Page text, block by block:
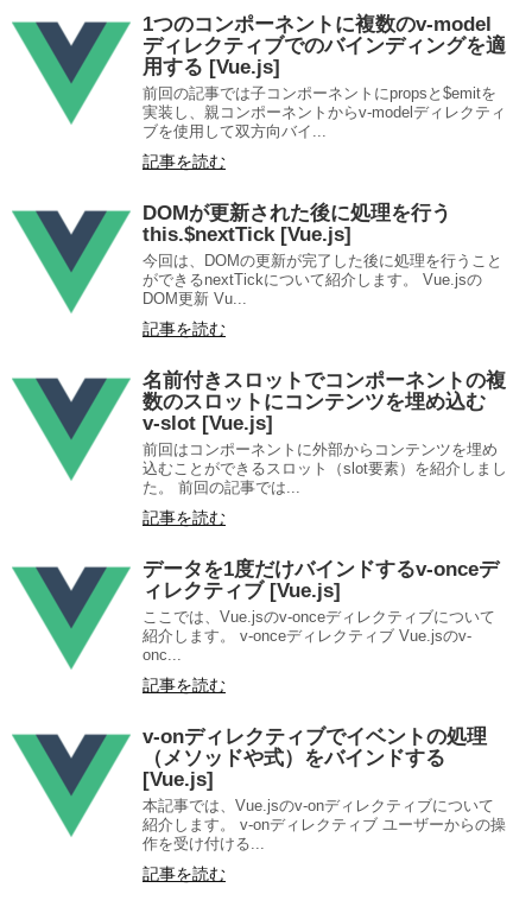
1つのコンポーネントに複数のv-model
ディレクティブでのバインディングを適
用する [Vue.js]
前回の記事では子コンポーネントにpropsと$emitを
実装し、親コンポーネントからv-modelディレクティ
ブを使用して双方向バイ...
記事を読む
DOMが更新された後に処理を行う
this.$nextTick [Vue.js]
今回は、DOMの更新が完了した後に処理を行うこと
ができるnextTickについて紹介します。 Vue.jsの
DOM更新 Vu...
記事を読む
名前付きスロットでコンポーネントの複
数のスロットにコンテンツを埋め込む
v-slot [Vue.js]
前回はコンポーネントに外部からコンテンツを埋め
込むことができるスロット（slot要素）を紹介しまし
た。 前回の記事では...
記事を読む
データを1度だけバインドするv-onceデ
ィレクティブ [Vue.js]
ここでは、Vue.jsのv-onceディレクティブについて
紹介します。 v-onceディレクティブ Vue.jsのv-
onc...
記事を読む
v-onディレクティブでイベントの処理
（メソッドや式）をバインドする
[Vue.js]
本記事では、Vue.jsのv-onディレクティブについて
紹介します。 v-onディレクティブ ユーザーからの操
作を受け付ける...
記事を読む